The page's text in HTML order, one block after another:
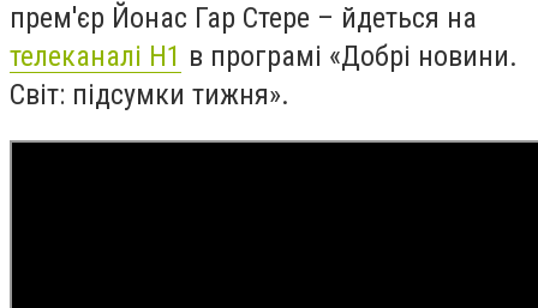
прем'єр Йонас Гар Стере – йдеться на
телеканалі Н1 в програмі «Добрі новини.
Світ: підсумки тижня».